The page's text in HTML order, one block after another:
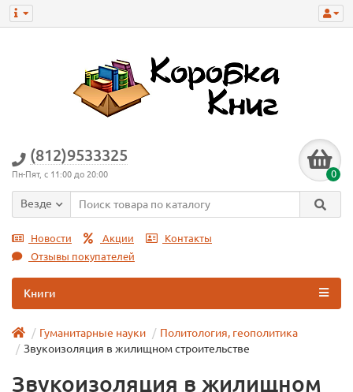
(812)9533325
Пн-Пят, с 11:00 до 20:00 0
Везде
Новости Акции
Контакты
Отзывы покупателей
Книги
Гуманитарные науки
Политология, геополитика
Звукоизоляция в жилищном строительстве
Звукоизоляция в жилищном